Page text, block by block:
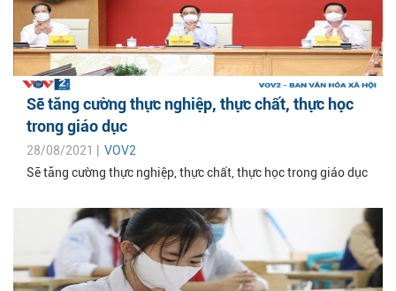
Sẽ tăng cường thực nghiệp, thực chất, thực học
trong giáo dục
28/08/2021 | VOV2
Sẽ tăng cường thực nghiệp, thực chất, thực học trong giáo dục